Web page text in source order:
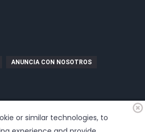
ANUNCIA CON NOSOTROS
or similar technologies, to